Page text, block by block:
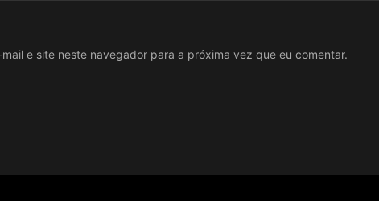
e site neste navegador para a próxima vez que eu comentar.